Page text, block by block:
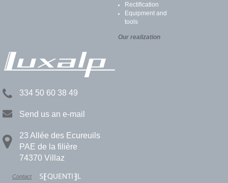
Rectification
Equipment and
tools
Our realization
334 50 60 38 49
Send us an e-mail
23 Allée des Ecureuils
PAE de la filière
74370 Villaz
Contact